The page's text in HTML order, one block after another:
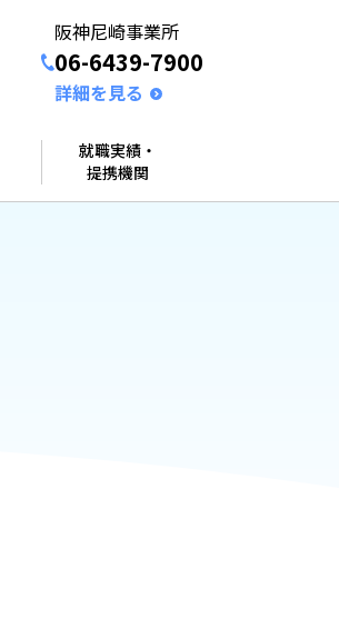
阪神尼崎事業所
06-6439-7900
詳細を見る
就職実績・
提携機関